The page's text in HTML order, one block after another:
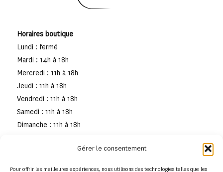
Gérer le consentement
Pour offrir les meilleures expériences, nous utilisons des technologies telles que les
Horaires boutique
Lundi : fermé
Mardi : 14h à 18h
Mercredi : 11h à 18h
Jeudi : 11h à 18h
Vendredi : 11h à 18h
Samedi : 11h à 18h
Dimanche : 11h à 18h